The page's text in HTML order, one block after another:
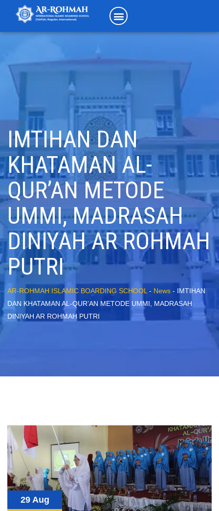
IMTIHAN DAN
KHATAMAN AL-
QUR’AN METODE
UMMI, MADRASAH
DINIYAH AR ROHMAH
PUTRI
AR-ROHMAH ISLAMIC BOARDING SCHOOL - News - IMTIHAN
DAN KHATAMAN AL-QUR’AN METODE UMMI, MADRASAH
DINIYAH AR ROHMAH PUTRI
29 Aug